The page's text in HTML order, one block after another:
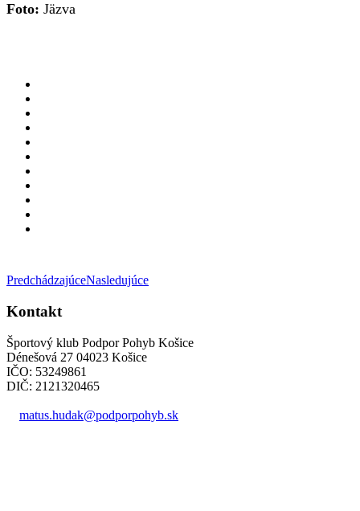
Foto: Jäzva
PredchádzajúceNasledujúce
Kontakt
Športový klub Podpor Pohyb Košice
Dénešová 27 04023 Košice
IČO: 53249861
DIČ: 2121320465
matus.hudak@podporpohyb.sk